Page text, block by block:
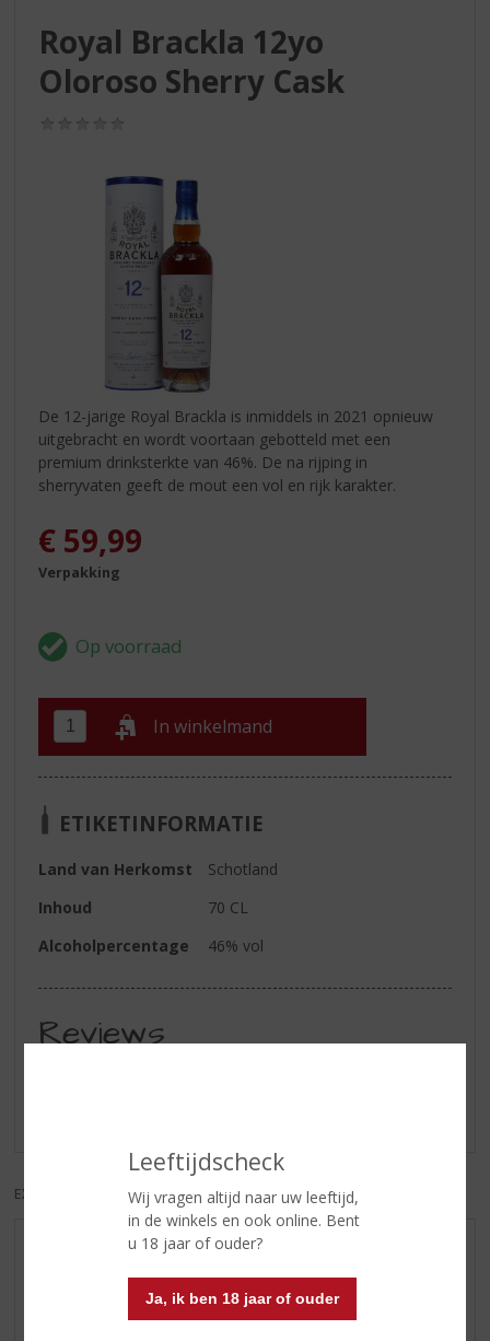
Leeftijdscheck
Wij vragen altijd naar uw leeftijd,
in de winkels en ook online. Bent
u 18 jaar of ouder?
Ja, ik ben 18 jaar of ouder
Royal Brackla 12yo
Oloroso Sherry Cask
De 12-jarige Royal Brackla is inmiddels in 2021 opnieuw
uitgebracht en wordt voortaan gebotteld met een
premium drinksterkte van 46%. De na rijping in
sherryvaten geeft de mout een vol en rijk karakter.
€ 59,99
Verpakking
In winkelmand
ETIKETINFORMATIE
Land van Herkomst
Schotland
Inhoud
70 CL
Alcoholpercentage
46% vol
Reviews
EXCL. BTW INCL. BTW
AANBIEDINGEN
WHISKY VAN DE MAAND